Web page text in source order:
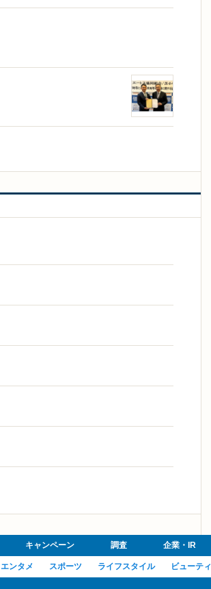
キャンペーン 調査 企業・IR
エンタメ スポーツ ライフスタイル ビューティ